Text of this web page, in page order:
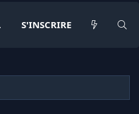
S'INSCRIRE